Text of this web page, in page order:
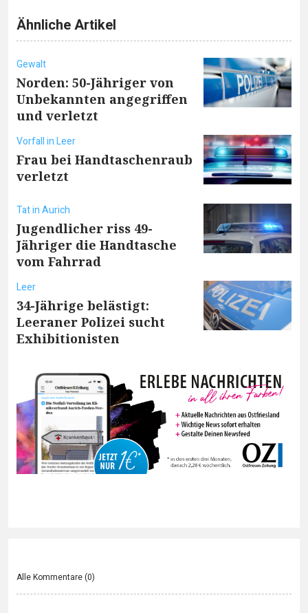
Ähnliche Artikel
Gewalt
Norden: 50-Jähriger von
Unbekannten angegriffen
und verletzt
Vorfall in Leer
Frau bei Handtaschenraub
verletzt
Tat in Aurich
Jugendlicher riss 49-
Jähriger die Handtasche
vom Fahrrad
Leer
34-Jährige belästigt:
Leeraner Polizei sucht
Exhibitionisten
Alle Kommentare (0)